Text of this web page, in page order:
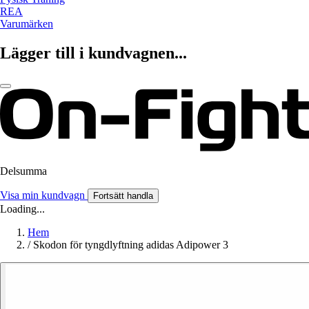
REA
Varumärken
Lägger till i kundvagnen...
Delsumma
Visa min kundvagn Fortsätt handla
Loading...
Hem
/ Skodon för tyngdlyftning adidas Adipower 3